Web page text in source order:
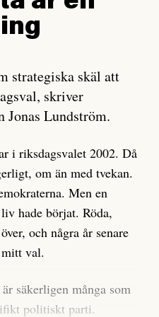
just för att inte skapa
ETC påstår, ”vad som
den bidrar bara till
finns inte ett enda bevis
Det som läsaren
sina politiska åsikter
tidigare innehåll på sina
inte förstår sig
det tydligen finns
som säger saker som
närmare på personen,
för att hänga ut
strategiska skäl att
skriver
Lundström.
i riksdagsvalet 2002. Då
om än med tvekan.
Men en
hade börjat. Röda,
och några år senare
val.
säkerligen många som
politiskt parti.